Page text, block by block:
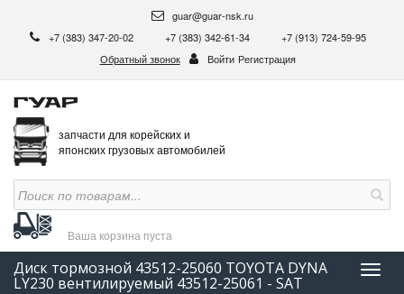
guar@guar-nsk.ru
+7 (383) 347-20-02
+7 (383) 342-61-34
+7 (913) 724-59-95
Обратный звонок
Войти Регистрация
запчасти для корейских и
японских грузовых автомобилей
Ваша корзина пуста
Диск тормозной 43512-25060 TOYOTA DYNA
LY230 вентилируемый 43512-25061 - SAT